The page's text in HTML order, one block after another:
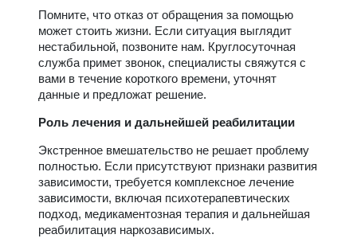
Помните, что отказ от обращения за помощью
может стоить жизни. Если ситуация выглядит
нестабильной, позвоните нам. Круглосуточная
служба примет звонок, специалисты свяжутся с
вами в течение короткого времени, уточнят
данные и предложат решение.
Роль лечения и дальнейшей реабилитации
Экстренное вмешательство не решает проблему
полностью. Если присутствуют признаки развития
зависимости, требуется комплексное лечение
зависимости, включая психотерапевтических
подход, медикаментозная терапия и дальнейшая
реабилитация наркозависимых.